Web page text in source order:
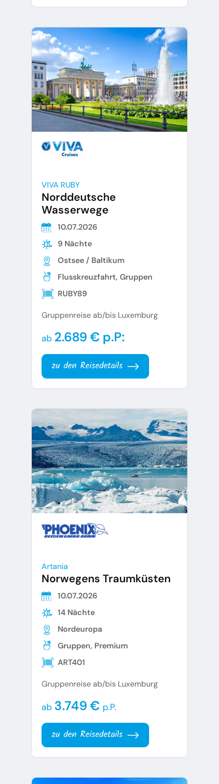
VIVA RUBY
Norddeutsche
Wasserwege
10.07.2026
9 Nächte
Ostsee / Baltikum
Flusskreuzfahrt, Gruppen
RUBY89
Gruppenreise ab/bis Luxemburg
ab 2.689 € p.P:
zu den Reisedetails
Artania
Norwegens Traumküsten
10.07.2026
14 Nächte
Nordeuropa
Gruppen, Premium
ART401
Gruppenreise ab/bis Luxemburg
ab 3.749 € p.P.
zu den Reisedetails